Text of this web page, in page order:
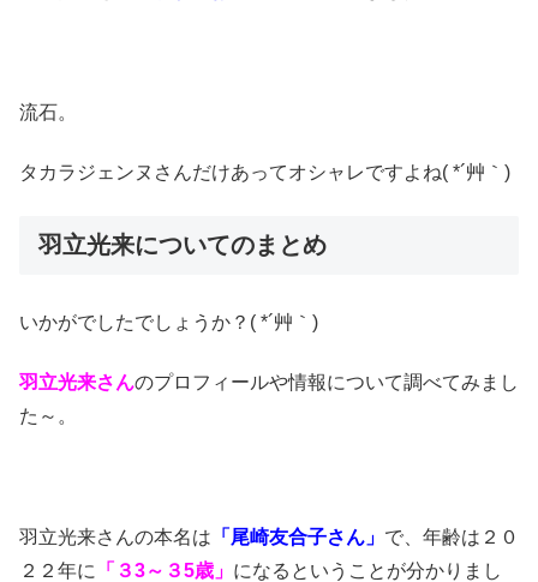
流石。
タカラジェンヌさんだけあってオシャレですよね( *´艸｀)
羽立光来についてのまとめ
いかがでしたでしょうか？( *´艸｀)
羽立光来さんのプロフィールや情報について調べてみまし
た～。
羽立光来さんの本名は 「尾崎友合子さん」 で、年齢は２０
２２年に
「３3～３5歳」 になるということが分かりまし